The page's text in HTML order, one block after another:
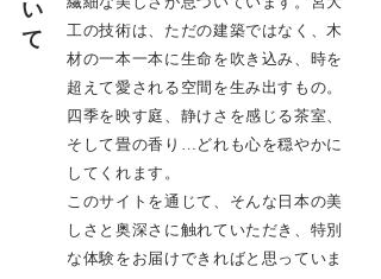
工の技術は、ただの建築ではなく、木
材の一本一本に生命を吹き込み、時を
超えて愛される空間を生み出すもの。
四季を映す庭、静けさを感じる茶室、
そして畳の香り…どれも心を穏やかに
してくれます。
このサイトを通じて、そんな日本の美
しさと奥深さに触れていただき、特別
な体験をお届けできればと思っていま